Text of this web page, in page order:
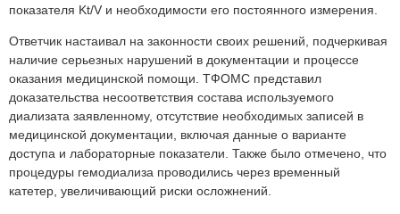
показателя Kt/V и необходимости его постоянного измерения.
Ответчик настаивал на законности своих решений, подчеркивая
наличие серьезных нарушений в документации и процессе
оказания медицинской помощи. ТФОМС представил
доказательства несоответствия состава используемого
диализата заявленному, отсутствие необходимых записей в
медицинской документации, включая данные о варианте
доступа и лабораторные показатели. Также было отмечено, что
процедуры гемодиализа проводились через временный
катетер, увеличивающий риски осложнений.